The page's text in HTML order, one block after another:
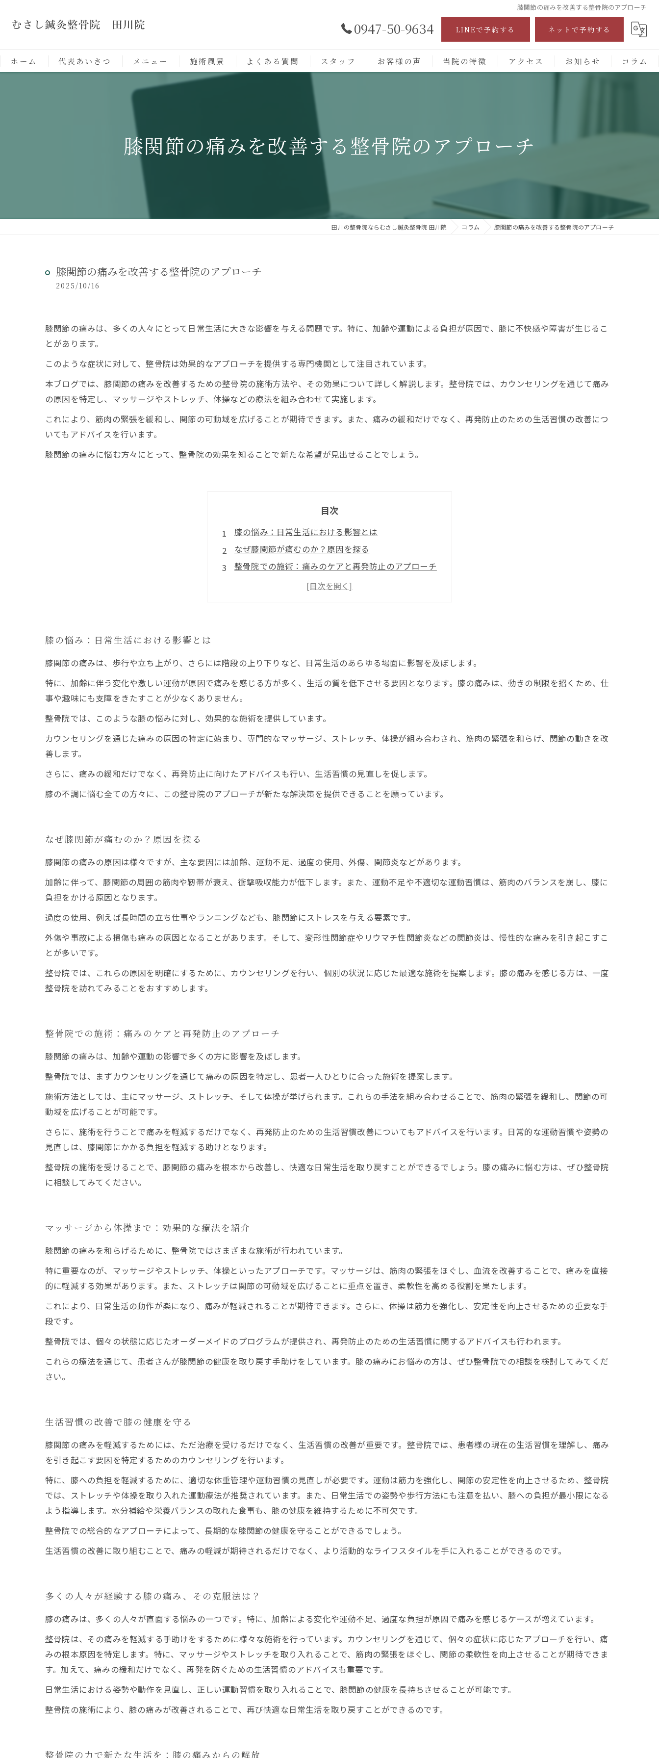
膝関節の痛みを改善する整骨院のアプローチ
0947-50-9634 LINEで予約する ネットで予約する
ホーム 代表あいさつ メニュー 施術風景 よくある質問 スタッフ お客様の声 当院の特徴
保険施術
アクセス お知らせ コラム
膝関節の痛みを改善する整骨院のアプローチ
田川の整骨院ならむさし鍼灸整骨院 田川院 コラム 膝関節の痛みを改善する整骨院のアプローチ
膝関節の痛みを改善する整骨院のアプローチ
2025/10/16
膝関節の痛みは、多くの人々にとって日常生活に大きな影響を与える問題です。特に、加齢や運動による負担が原因で、膝に不快感や障害が生じるこ
とがあります。
このような症状に対して、整骨院は効果的なアプローチを提供する専門機関として注目されています。
本ブログでは、膝関節の痛みを改善するための整骨院の施術方法や、その効果について詳しく解説します。整骨院では、カウンセリングを通じて痛み
の原因を特定し、マッサージやストレッチ、体操などの療法を組み合わせて実施します。
これにより、筋肉の緊張を緩和し、関節の可動域を広げることが期待できます。また、痛みの緩和だけでなく、再発防止のための生活習慣の改善につ
いてもアドバイスを行います。
膝関節の痛みに悩む方々にとって、整骨院の効果を知ることで新たな希望が見出せることでしょう。
目次
膝の悩み：日常生活における影響とは
なぜ膝関節が痛むのか？原因を探る
整骨院での施術：痛みのケアと再発防止のアプローチ
マッサージから体操まで：効果的な療法を紹介
膝の悩み：日常生活における影響とは
膝関節の痛みは、歩行や立ち上がり、さらには階段の上り下りなど、日常生活のあらゆる場面に影響を及ぼします。
特に、加齢に伴う変化や激しい運動が原因で痛みを感じる方が多く、生活の質を低下させる要因となります。膝の痛みは、動きの制限を招くため、仕
事や趣味にも支障をきたすことが少なくありません。
整骨院では、このような膝の悩みに対し、効果的な施術を提供しています。
カウンセリングを通じた痛みの原因の特定に始まり、専門的なマッサージ、ストレッチ、体操が組み合わされ、筋肉の緊張を和らげ、関節の動きを改
善します。
さらに、痛みの緩和だけでなく、再発防止に向けたアドバイスも行い、生活習慣の見直しを促します。
膝の不調に悩む全ての方々に、この整骨院のアプローチが新たな解決策を提供できることを願っています。
なぜ膝関節が痛むのか？原因を探る
膝関節の痛みの原因は様々ですが、主な要因には加齢、運動不足、過度の使用、外傷、関節炎などがあります。
加齢に伴って、膝関節の周囲の筋肉や靭帯が衰え、衝撃吸収能力が低下します。また、運動不足や不適切な運動習慣は、筋肉のバランスを崩し、膝に
負担をかける原因となります。
過度の使用、例えば長時間の立ち仕事やランニングなども、膝関節にストレスを与える要素です。
外傷や事故による損傷も痛みの原因となることがあります。そして、変形性関節症やリウマチ性関節炎などの関節炎は、慢性的な痛みを引き起こすこ
とが多いです。
整骨院では、これらの原因を明確にするために、カウンセリングを行い、個別の状況に応じた最適な施術を提案します。膝の痛みを感じる方は、一度
整骨院を訪れてみることをおすすめします。
整骨院での施術：痛みのケアと再発防止のアプローチ
膝関節の痛みは、加齢や運動の影響で多くの方に影響を及ぼします。
整骨院では、まずカウンセリングを通じて痛みの原因を特定し、患者一人ひとりに合った施術を提案します。
施術方法としては、主にマッサージ、ストレッチ、そして体操が挙げられます。これらの手法を組み合わせることで、筋肉の緊張を緩和し、関節の可
動域を広げることが可能です。
さらに、施術を行うことで痛みを軽減するだけでなく、再発防止のための生活習慣改善についてもアドバイスを行います。日常的な運動習慣や姿勢の
見直しは、膝関節にかかる負担を軽減する助けとなります。
整骨院の施術を受けることで、膝関節の痛みを根本から改善し、快適な日常生活を取り戻すことができるでしょう。膝の痛みに悩む方は、ぜひ整骨院
に相談してみてください。
マッサージから体操まで：効果的な療法を紹介
膝関節の痛みを和らげるために、整骨院ではさまざまな施術が行われています。
特に重要なのが、マッサージやストレッチ、体操といったアプローチです。マッサージは、筋肉の緊張をほぐし、血流を改善することで、痛みを直接
的に軽減する効果があります。また、ストレッチは関節の可動域を広げることに重点を置き、柔軟性を高める役割を果たします。
これにより、日常生活の動作が楽になり、痛みが軽減されることが期待できます。さらに、体操は筋力を強化し、安定性を向上させるための重要な手
段です。
整骨院では、個々の状態に応じたオーダーメイドのプログラムが提供され、再発防止のための生活習慣に関するアドバイスも行われます。
これらの療法を通じて、患者さんが膝関節の健康を取り戻す手助けをしています。膝の痛みにお悩みの方は、ぜひ整骨院での相談を検討してみてくだ
さい。
生活習慣の改善で膝の健康を守る
膝関節の痛みを軽減するためには、ただ治療を受けるだけでなく、生活習慣の改善が重要です。整骨院では、患者様の現在の生活習慣を理解し、痛み
を引き起こす要因を特定するためのカウンセリングを行います。
特に、膝への負担を軽減するために、適切な体重管理や運動習慣の見直しが必要です。運動は筋力を強化し、関節の安定性を向上させるため、整骨院
では、ストレッチや体操を取り入れた運動療法が推奨されています。また、日常生活での姿勢や歩行方法にも注意を払い、膝への負担が最小限になる
よう指導します。水分補給や栄養バランスの取れた食事も、膝の健康を維持するために不可欠です。
整骨院での総合的なアプローチによって、長期的な膝関節の健康を守ることができるでしょう。
生活習慣の改善に取り組むことで、痛みの軽減が期待されるだけでなく、より活動的なライフスタイルを手に入れることができるのです。
多くの人々が経験する膝の痛み、その克服法は？
膝の痛みは、多くの人々が直面する悩みの一つです。特に、加齢による変化や運動不足、過度な負担が原因で痛みを感じるケースが増えています。
整骨院は、その痛みを軽減する手助けをするために様々な施術を行っています。カウンセリングを通じて、個々の症状に応じたアプローチを行い、痛
みの根本原因を特定します。特に、マッサージやストレッチを取り入れることで、筋肉の緊張をほぐし、関節の柔軟性を向上させることが期待できま
す。加えて、痛みの緩和だけでなく、再発を防ぐための生活習慣のアドバイスも重要です。
日常生活における姿勢や動作を見直し、正しい運動習慣を取り入れることで、膝関節の健康を長持ちさせることが可能です。
整骨院の施術により、膝の痛みが改善されることで、再び快適な日常生活を取り戻すことができるのです。
整骨院の力で新たな生活を：膝の痛みからの解放